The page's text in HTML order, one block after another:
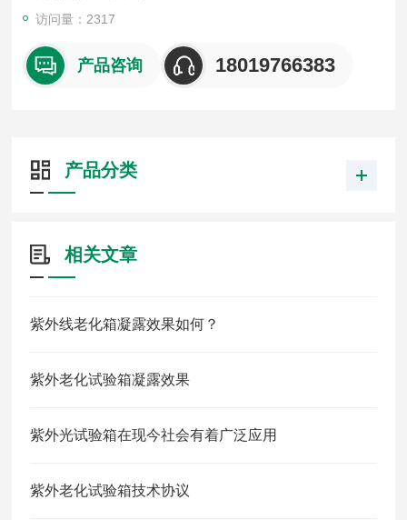
访问量：2317
产品咨询 18019766383
产品分类
相关文章
紫外线老化箱凝露效果如何？
紫外老化试验箱凝露效果
紫外光试验箱在现今社会有着广泛应用
紫外老化试验箱技术协议